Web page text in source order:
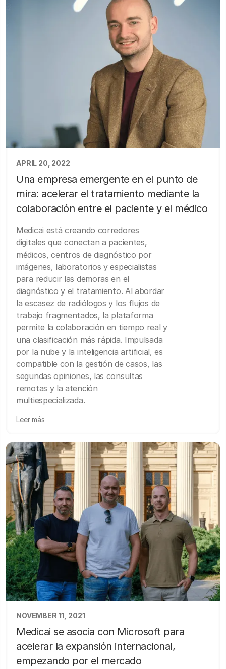
APRIL 20, 2022
Una empresa emergente en el punto de
mira: acelerar el tratamiento mediante la
colaboración entre el paciente y el médico
Medicai está creando corredores
digitales que conectan a pacientes,
médicos, centros de diagnóstico por
imágenes, laboratorios y especialistas
para reducir las demoras en el
diagnóstico y el tratamiento. Al abordar
la escasez de radiólogos y los flujos de
trabajo fragmentados, la plataforma
permite la colaboración en tiempo real y
una clasificación más rápida. Impulsada
por la nube y la inteligencia artificial, es
compatible con la gestión de casos, las
segundas opiniones, las consultas
remotas y la atención
multiespecializada.
Leer más
NOVEMBER 11, 2021
Medicai se asocia con Microsoft para
acelerar la expansión internacional,
empezando por el mercado